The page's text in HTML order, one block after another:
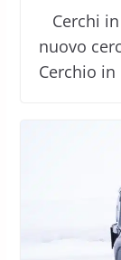
Cerchi in
nuovo
Cerchio